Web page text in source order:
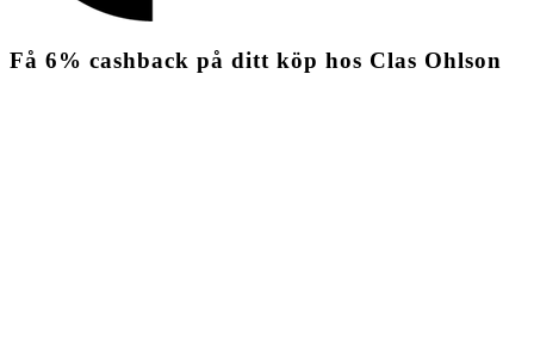
Få 6% cashback på ditt köp hos Clas Ohlson